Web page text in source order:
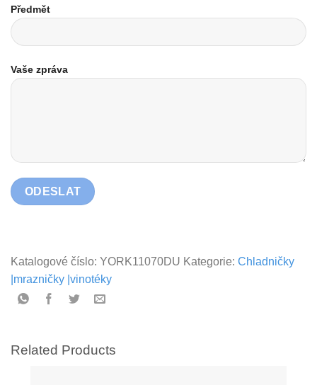
Předmět
Vaše zpráva
Katalogové číslo: YORK11070DU Kategorie: Chladničky
|mrazničky |vinotéky
Related Products